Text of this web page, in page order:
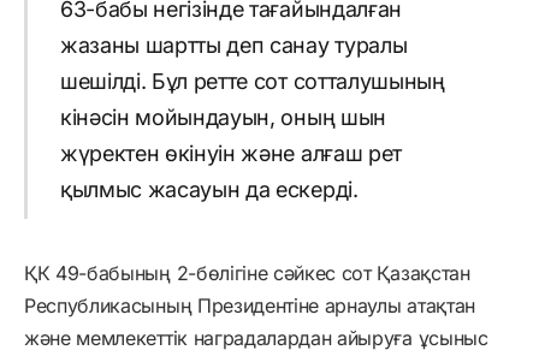
63-бабы негізінде тағайындалған
жазаны шартты деп санау туралы
шешілді. Бұл ретте сот сотталушының
кінәсін мойындауын, оның шын
жүректен өкінуін және алғаш рет
қылмыс жасауын да ескерді.
ҚК 49-бабының 2-бөлігіне сәйкес сот Қазақстан
Республикасының Президентіне арнаулы атақтан
және мемлекеттік наградалардан айыруға ұсыныс